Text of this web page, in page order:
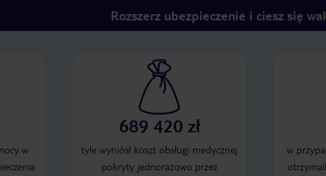
Rozszerz ubezpieczenie i ciesz się
w
689 420 zł
tyle wyniósł koszt obsługi medycznej
pokryty jednorazowo przez
w